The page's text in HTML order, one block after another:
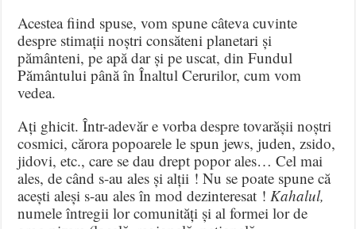
Acestea fiind spuse, vom spune câteva cuvinte
despre stimații noștri consăteni planetari și
pământeni, pe apă dar și pe uscat, din Fundul
Pământului până în Înaltul Cerurilor, cum vom
vedea.
Ați ghicit. Într-adevăr e vorba despre tovarășii noștri
cosmici, cărora popoarele le spun jews, juden, zsido,
jidovi, etc., care se dau drept popor ales… Cel mai
ales, de când s-au ales și alții ! Nu se poate spune că
acești aleși s-au ales în mod dezin­teresat ! Kahalul,
numele întregii lor comunități și al formei lor de